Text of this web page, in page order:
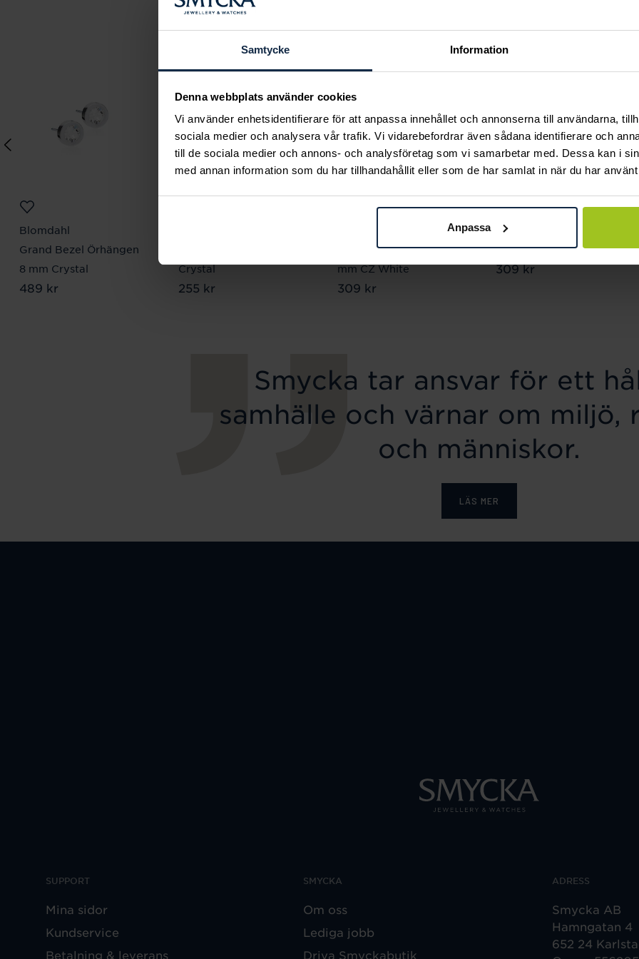
Samtycke Information
Denna webbplats använder cookies
Vi använder enhetsidentifierare för att anpassa innehållet och annonserna till användarna,
sociala medier och analysera vår trafik. Vi vidarebefordrar även sådana identifierare och
till de sociala medier och annons- och analysföretag som vi samarbetar med. Dessa kan i
med annan information som du har tillhandahållit eller som de har samlat in när du har
Anpassa
Blomdahl
Grand Bezel Örhängen
8 mm Crystal
Pris:489 kr
489 kr
Crystal
Pris :255 kr
255 kr
Tiffany Örhängen 4
mm CZ White
Pris:309 kr
309 kr
Blomdahl
Puck Örhängen
Pris:309 kr
309 kr
Smycka tar ansvar för ett
samhälle och värnar om miljö,
och människor.
LÄS MER
SUPPORT
Mina sidor
Kundservice
Betalning & leverans
SMYCKA
Om oss
Lediga jobb
Driva Smyckabutik
ADRESS
Smycka AB
Hamngatan 4
652 24